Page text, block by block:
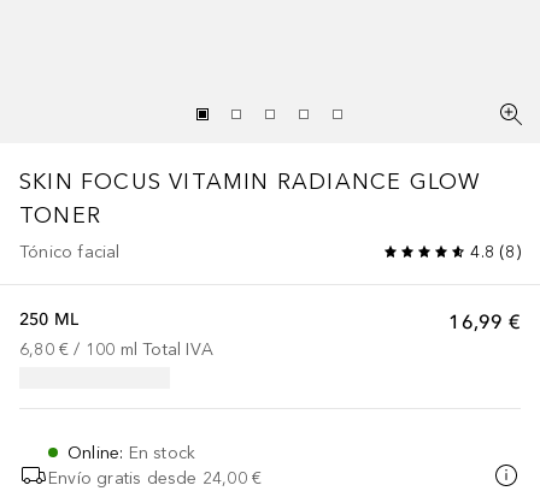
SKIN FOCUS VITAMIN RADIANCE GLOW
TONER
Tónico facial 4.8 (8)
16,99 €
250 ML
6,80 € / 100 ml Total IVA
Online: En stock
Envío gratis desde 24,00 €